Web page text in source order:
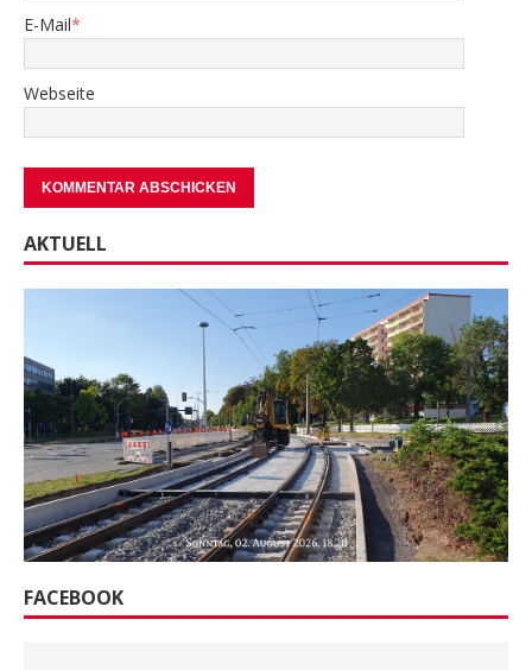
E-Mail*
Webseite
AKTUELL
FACEBOOK